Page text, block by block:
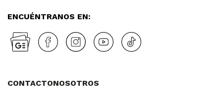
ENCUÉNTRANOS EN:
CONTACTONOSOTROS